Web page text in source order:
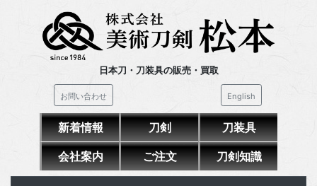
日本刀・刀装具の販売・買取
お問い合わせ English
新着情報 刀剣 刀装具
会社案内 ご注文 刀剣知識